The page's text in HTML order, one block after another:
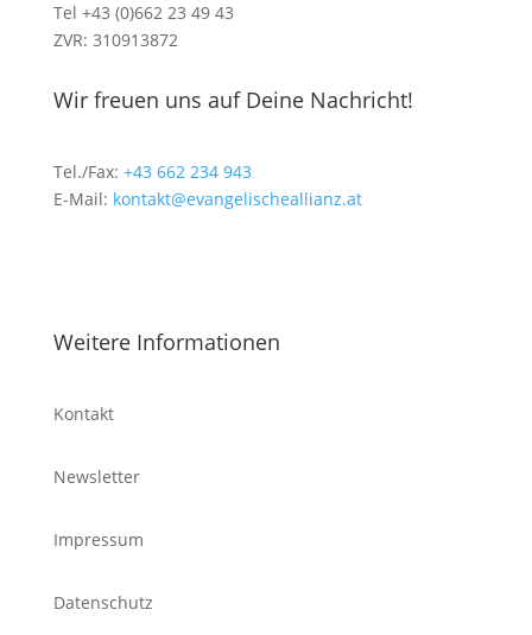
Tel +43 (0)662 23 49 43
ZVR: 310913872
Wir freuen uns auf Deine Nachricht!
Tel./Fax: +43 662 234 943
E-Mail: kontakt@evangelischeallianz.at
Weitere Informationen
Kontakt
Newsletter
Impressum
Datenschutz